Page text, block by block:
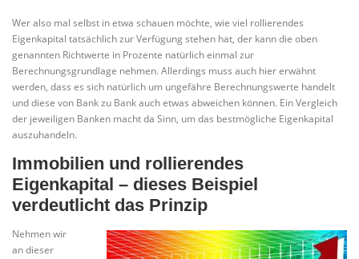
Wer also mal selbst in etwa schauen möchte, wie viel rollierendes
Eigenkapital tatsächlich zur Verfügung stehen hat, der kann die oben
genannten Richtwerte in Prozente natürlich einmal zur
Berechnungsgrundlage nehmen. Allerdings muss auch hier erwähnt
werden, dass es sich natürlich um ungefähre Berechnungswerte handelt
und diese von Bank zu Bank auch etwas abweichen können. Ein Vergleich
der jeweiligen Banken macht da Sinn, um das bestmögliche Eigenkapital
auszuhandeln.
Immobilien und rollierendes
Eigenkapital – dieses Beispiel
verdeutlicht das Prinzip
Nehmen wir
an dieser